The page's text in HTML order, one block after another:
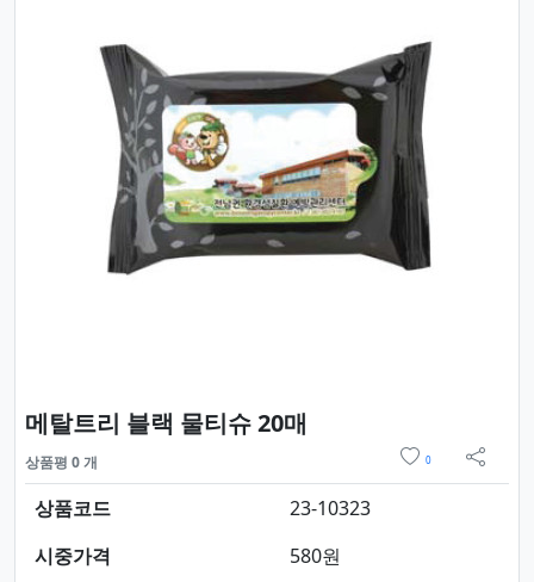
Previous
메탈트리 블랙 물티슈 20매
상품평 0 개 0
sns 공
상품코드
23-10323
시중가격
580원